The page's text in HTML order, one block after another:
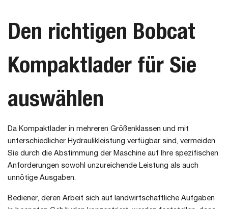
Den richtigen Bobcat
Kompaktlader für Sie
auswählen
Da Kompaktlader in mehreren Größenklassen und mit
unterschiedlicher Hydraulikleistung verfügbar sind, vermeiden
Sie durch die Abstimmung der Maschine auf Ihre spezifischen
Anforderungen sowohl unzureichende Leistung als auch
unnötige Ausgaben.
Bediener, deren Arbeit sich auf landwirtschaftliche Aufgaben